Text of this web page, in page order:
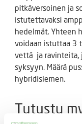
pitkäversoinen ja
istutettavaksi
hedelmät. Yhteen
voidaan istuttaa 3
vettä ja ravinteita,
syksyyn. Määrä
hybridisiemen.
Tutustu